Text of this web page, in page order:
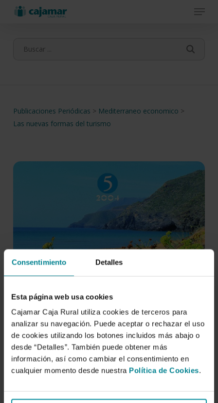
Consentimiento Detalles
Esta página web usa cookies
Cajamar Caja Rural utiliza cookies de terceros para
analizar su navegación. Puede aceptar o rechazar el uso
de cookies utilizando los botones incluidos más abajo o
desde “Detalles”. También puede obtener más
información, así como cambiar el consentimiento en
cualquier momento desde nuestra Política de Cookies.
Menu
Publicaciones Periódicas > Mediterraneo economico >
Las nuevas formas del turismo